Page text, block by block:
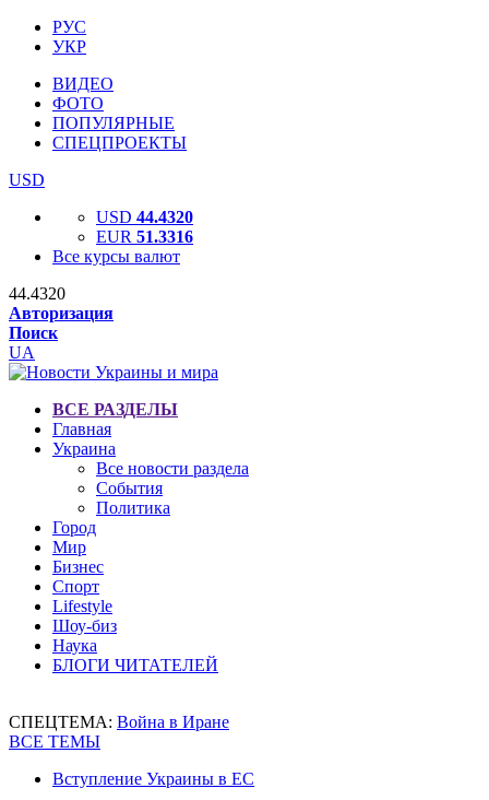
РУС
УКР
ВИДЕО
ФОТО
ПОПУЛЯРНЫЕ
СПЕЦПРОЕКТЫ
USD
USD 44.4320
EUR 51.3316
Все курсы валют
44.4320
Авторизация
Поиск
UA
ВСЕ РАЗДЕЛЫ
Главная
Украина
Все новости раздела
События
Политика
Город
Мир
Бизнес
Спорт
Lifestyle
Шоу-биз
Наука
БЛОГИ ЧИТАТЕЛЕЙ
СПЕЦТЕМА: Война в Иране
ВСЕ ТЕМЫ
Вступление Украины в ЕС